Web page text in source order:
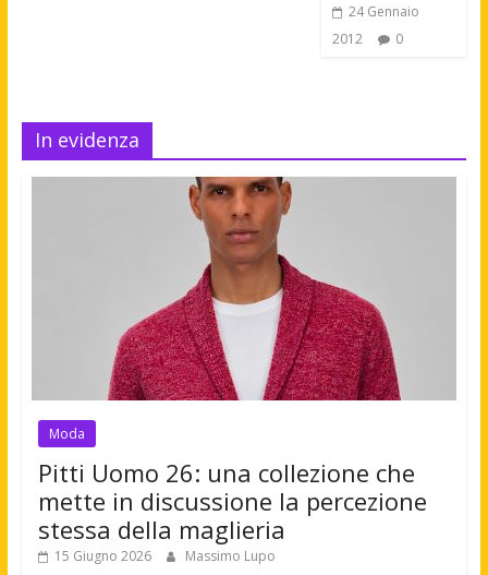
24 Gennaio
2012
0
In evidenza
Moda
Pitti Uomo 26: una collezione che
mette in discussione la percezione
stessa della maglieria
15 Giugno 2026 Massimo Lupo